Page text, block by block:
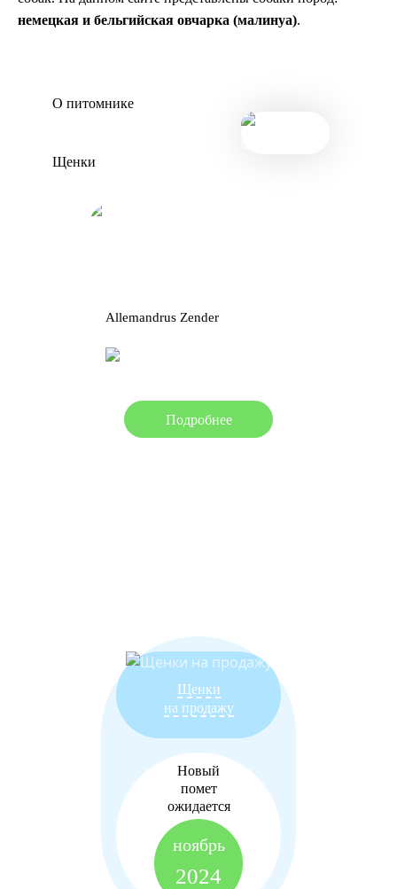
немецкая и бельгийская овчарка (малинуа).
О питомнике
Щенки
Allemandrus Zender
Подробнее
Щенки
на продажу
Новый
помет
ожидается
ноябрь
2024